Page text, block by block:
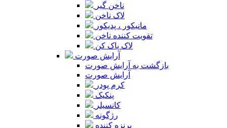
ناخن گیر
لاک ناخن
مانیکور ، پدیکور
تقویت کننده ناخن
لاک پاک کن
آرایش صورت
بازگشت به آرایش صورت
آرایش صورت
کرم پودر
پنکیک
کانسیلر
رژگونه
برنزه کننده